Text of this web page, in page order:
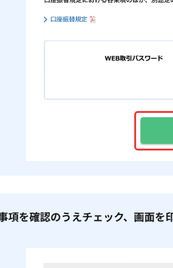
項を確認のうえチェック、画面を